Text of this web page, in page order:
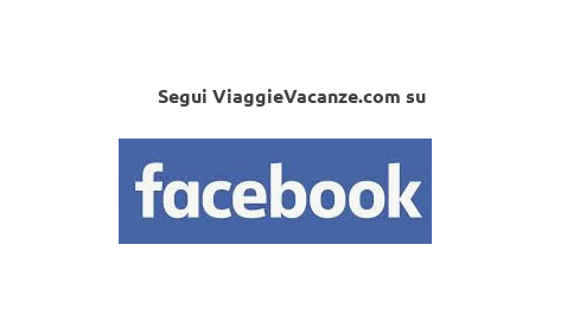
Segui ViaggieVacanze.com su